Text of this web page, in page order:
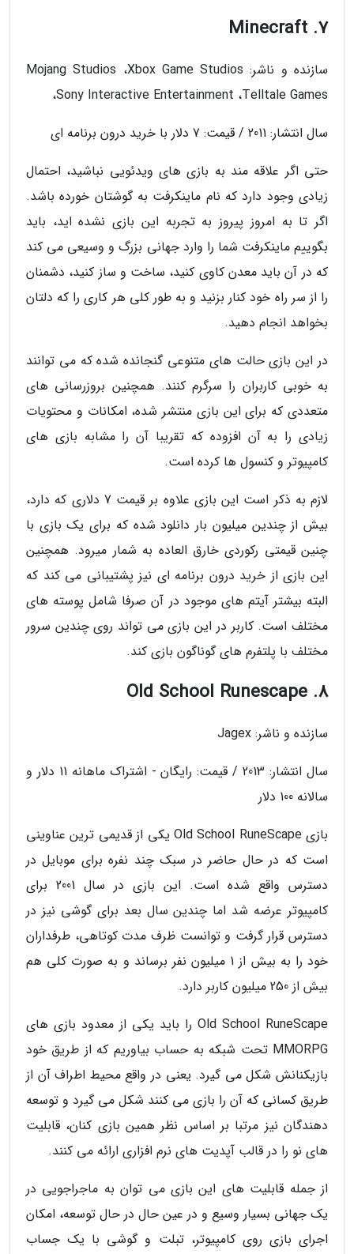
7. Minecraft
سازنده و ناشر: Mojang Studios ،Xbox Game Studios
،Sony Interactive Entertainment ،Telltale Games
سال انتشار: 2011 / قیمت: 7 دلار با خرید درون برنامه ای
حتی اگر علاقه مند به بازی های ویدئویی نباشید، احتمال
زیادی وجود دارد که نام ماینکرفت به گوشتان خورده باشد.
اگر تا به امروز پیروز به تجربه این بازی نشده اید، باید
بگوییم ماینکرفت شما را وارد جهانی بزرگ و وسیعی می کند
که در آن باید معدن کاوی کنید، ساخت و ساز کنید، دشمنان
را از سر راه خود کنار بزنید و به طور کلی هر کاری را که دلتان
بخواهد انجام دهید.
در این بازی حالت های متنوعی گنجانده شده که می توانند
به خوبی کاربران را سرگرم کنند. همچنین بروزرسانی های
متعددی که برای این بازی منتشر شده، امکانات و محتویات
زیادی را به آن افزوده که تقریبا آن را مشابه بازی های
کامپیوتر و کنسول ها کرده است.
لازم به ذکر است این بازی علاوه بر قیمت 7 دلاری که دارد،
بیش از چندین میلیون بار دانلود شده که برای یک بازی با
چنین قیمتی رکوردی خارق العاده به شمار میرود. همچنین
این بازی از خرید درون برنامه ای نیز پشتیبانی می کند که
البته بیشتر آیتم های موجود در آن صرفا شامل پوسته های
مختلف است. کاربر در این بازی می تواند روی چندین سرور
مختلف با پلتفرم های گوناگون بازی کند.
8. Old School Runescape
سازنده و ناشر: Jagex
سال انتشار: 2013 / قیمت: رایگان - اشتراک ماهانه 11 دلار و
سالانه 100 دلار
بازی Old School RuneScape یکی از قدیمی ترین عناوینی
است که در حال حاضر در سبک چند نفره برای موبایل در
دسترس واقع شده است. این بازی در سال 2001 برای
کامپیوتر عرضه شد اما چندین سال بعد برای گوشی نیز در
دسترس قرار گرفت و توانست ظرف مدت کوتاهی، طرفداران
خود را به بیش از 1 میلیون نفر برساند و به صورت کلی هم
بیش از 250 میلیون کاربر دارد.
Old School RuneScape را باید یکی از معدود بازی های
MMORPG تحت شبکه به حساب بیاوریم که از طریق خود
بازیکنانش شکل می گیرد. یعنی در واقع محیط اطراف آن از
طریق کسانی که آن را بازی می کنند شکل می گیرد و توسعه
دهندگان نیز مرتبا بر اساس نظر همین بازی کنان، قابلیت
های نو را در قالب آپدیت های نرم افزاری ارائه می کنند.
از جمله قابلیت های این بازی می توان به ماجراجویی در
یک جهانی بسیار وسیع و در عین حال در حال توسعه، امکان
اجرای بازی روی کامپیوتر، تبلت و گوشی با یک جساب